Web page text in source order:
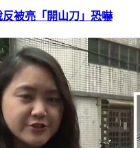
被亮「開山刀」恐嚇